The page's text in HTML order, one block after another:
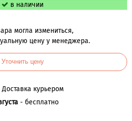
в наличии
могла измениться,
цену у менеджера.
Уточнить цену
Доставка курьером
- бесплатно